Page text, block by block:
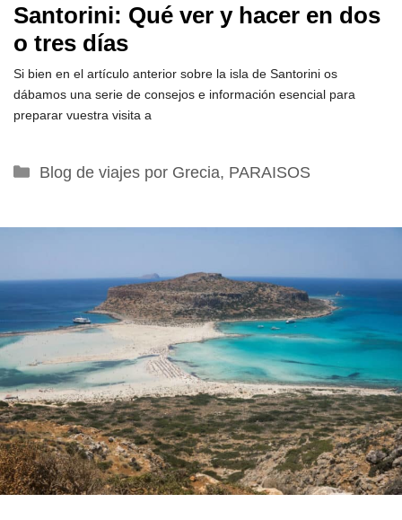
Santorini: Qué ver y hacer en dos
o tres días
Si bien en el artículo anterior sobre la isla de Santorini os
dábamos una serie de consejos e información esencial para
preparar vuestra visita a
Categorías
Blog de viajes por Grecia, PARAISOS